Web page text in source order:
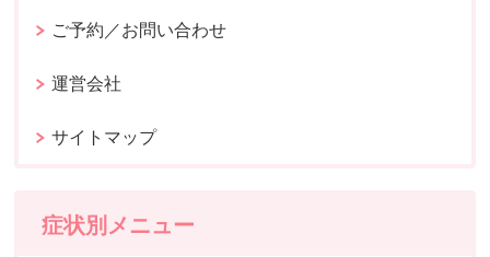
ご予約／お問い合わせ
運営会社
サイトマップ
症状別メニュー